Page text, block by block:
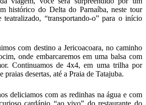
histórico do Delta do Parnaíba, neste tour
“transportando-o” para o início
com destino a Jericoacoara, no caminho
onde embarcaremos em uma balsa com
Continuamos de 4x4, em uma trilha por
praias desertas, até a Praia de Tatajuba.
deliciamos com as redinhas na água e com
cardápio “ao vivo” do restaurante do